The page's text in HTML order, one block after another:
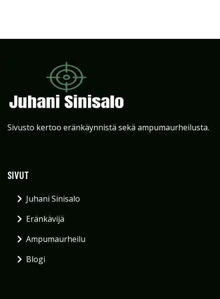
Sivusto kertoo eränkäynnistä sekä ampumaurheilusta.
SIVUT
Juhani Sinisalo
Eränkävijä
Ampumaurheilu
Blogi